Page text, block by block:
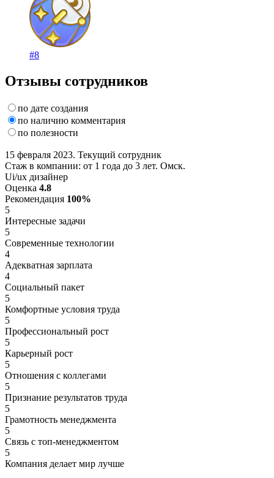
#8
Отзывы сотрудников
по дате создания
по наличию комментария
по полезности
15 февраля 2023. Текущий сотрудник
Стаж в компании: от 1 года до 3 лет. Омск.
Ui/ux дизайнер
Оценка 4.8
Рекомендация 100%
5
Интересные задачи
5
Современные технологии
4
Адекватная зарплата
4
Социальный пакет
5
Комфортные условия труда
5
Профессиональный рост
5
Карьерный рост
5
Отношения с коллегами
5
Признание результатов труда
5
Грамотность менеджмента
5
Связь с топ-менеджментом
5
Компания делает мир лучше